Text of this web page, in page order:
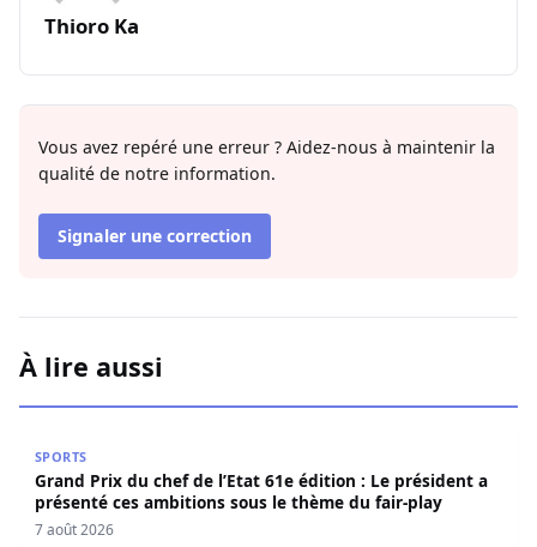
Thioro Ka
Vous avez repéré une erreur ? Aidez-nous à maintenir la
qualité de notre information.
Signaler une correction
À lire aussi
SPORTS
Grand Prix du chef de l’Etat 61e édition : Le président a
présenté ces ambitions sous le thème du fair-play
7 août 2026